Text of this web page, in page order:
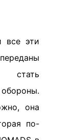
все эти
стать
она
по-